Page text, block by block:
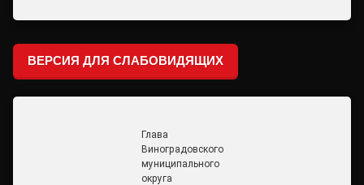
ВЕРСИЯ ДЛЯ СЛАБОВИДЯЩИХ
Глава
Виноградовского
муниципального
округа